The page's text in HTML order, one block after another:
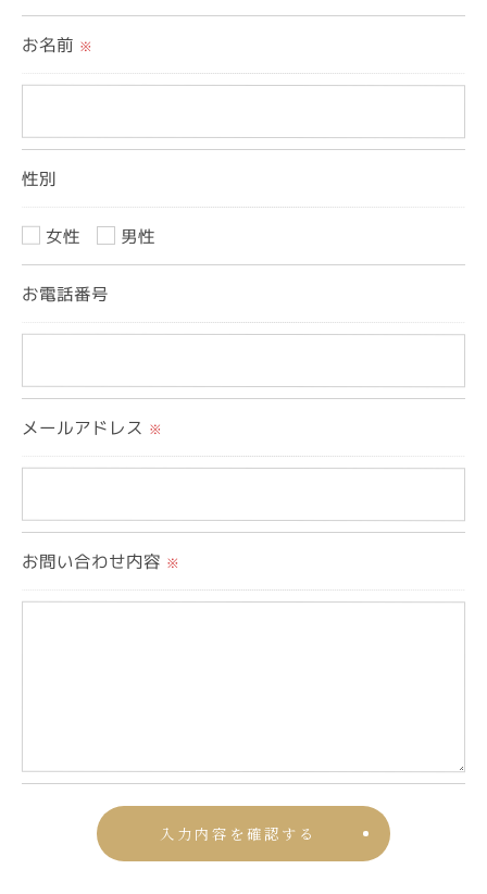
当社ではお客様の同意を得た場合または法令に定め
られた場合を除き、
取得した個人情報を第三者に提供することはいたし
＜個人情報の委託について＞
当社では、利用目的の達成に必要な範囲において、
これらの委託先に対しては個人情報保護契約等の措
置をとり、適切な監督を行います。
＜個人情報の安全管理＞
当社では、個人情報の漏洩等がなされないよう、適
切に安全管理対策を実施します。
＜個人情報を与えなかった場合に生じる結果＞
必要な情報を頂けない場合は、それに対応した当社
のサービスをご提供できない場合がございますので
当社では、お客様の個人情報の開示･訂正･削除・利
用停止の手続を定めさせて頂いております。
ご本人である事を確認のうえ、対応させて頂きま
お名前 ※
性別
女性 男性
お電話番号
メールアドレス ※
お問い合わせ内容 ※